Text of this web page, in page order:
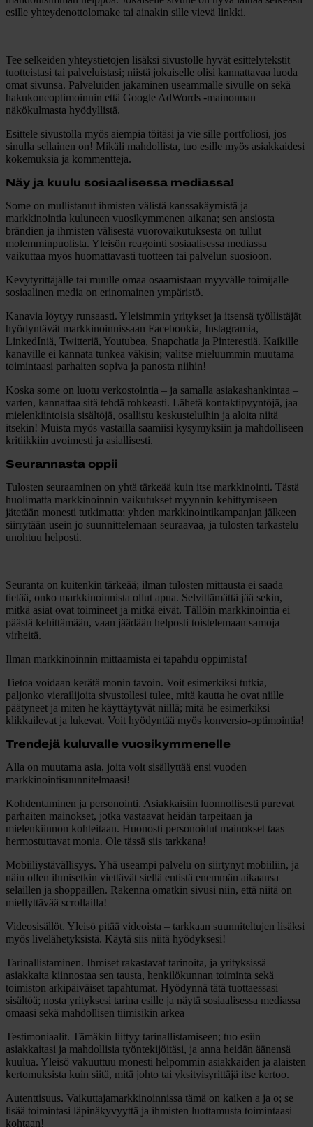
esille yhteydenottolomake tai ainakin sille vievä linkki.
Tee selkeiden yhteystietojen lisäksi sivustolle hyvät esittelytekstit
tuotteistasi tai palveluistasi; niistä jokaiselle olisi kannattavaa luoda
omat sivunsa. Palveluiden jakaminen useammalle sivulle on sekä
hakukoneoptimoinnin että Google AdWords -mainonnan
näkökulmasta hyödyllistä.
Esittele sivustolla myös aiempia töitäsi ja vie sille portfoliosi, jos
sinulla sellainen on! Mikäli mahdollista, tuo esille myös asiakkaidesi
kokemuksia ja kommentteja.
Näy ja kuulu sosiaalisessa mediassa!
Some on mullistanut ihmisten välistä kanssakäymistä ja
markkinointia kuluneen vuosikymmenen aikana; sen ansiosta
brändien ja ihmisten välisestä vuorovaikutuksesta on tullut
molemminpuolista. Yleisön reagointi sosiaalisessa mediassa
vaikuttaa myös huomattavasti tuotteen tai palvelun suosioon.
Kevytyrittäjälle tai muulle omaa osaamistaan myyvälle toimijalle
sosiaalinen media on erinomainen ympäristö.
Kanavia löytyy runsaasti. Yleisimmin yritykset ja itsensä työllistäjät
hyödyntävät markkinoinnissaan Facebookia, Instagramia,
LinkedIniä, Twitteriä, Youtubea, Snapchatia ja Pinterestiä. Kaikille
kanaville ei kannata tunkea väkisin; valitse mieluummin muutama
toimintaasi parhaiten sopiva ja panosta niihin!
Koska some on luotu verkostointia – ja samalla asiakashankintaa –
varten, kannattaa sitä tehdä rohkeasti. Lähetä kontaktipyyntöjä, jaa
mielenkiintoisia sisältöjä, osallistu keskusteluihin ja aloita niitä
itsekin! Muista myös vastailla saamiisi kysymyksiin ja mahdolliseen
kritiikkiin avoimesti ja asiallisesti.
Seurannasta oppii
Tulosten seuraaminen on yhtä tärkeää kuin itse markkinointi. Tästä
huolimatta markkinoinnin vaikutukset myynnin kehittymiseen
jätetään monesti tutkimatta; yhden markkinointikampanjan jälkeen
siirrytään usein jo suunnittelemaan seuraavaa, ja tulosten tarkastelu
unohtuu helposti.
Seuranta on kuitenkin tärkeää; ilman tulosten mittausta ei saada
tietää, onko markkinoinnista ollut apua. Selvittämättä jää sekin,
mitkä asiat ovat toimineet ja mitkä eivät. Tällöin markkinointia ei
päästä kehittämään, vaan jäädään helposti toistelemaan samoja
virheitä.
Ilman markkinoinnin mittaamista ei tapahdu oppimista!
Tietoa voidaan kerätä monin tavoin. Voit esimerkiksi tutkia,
paljonko vierailijoita sivustollesi tulee, mitä kautta he ovat niille
päätyneet ja miten he käyttäytyvät niillä; mitä he esimerkiksi
klikkailevat ja lukevat. Voit hyödyntää myös konversio-optimointia!
Trendejä kuluvalle vuosikymmenelle
Alla on muutama asia, joita voit sisällyttää ensi vuoden
markkinointisuunnitelmaasi!
Kohdentaminen ja personointi. Asiakkaisiin luonnollisesti purevat
parhaiten mainokset, jotka vastaavat heidän tarpeitaan ja
mielenkiinnon kohteitaan. Huonosti personoidut mainokset taas
hermostuttavat monia. Ole tässä siis tarkkana!
Mobiiliystävällisyys. Yhä useampi palvelu on siirtynyt mobiiliin, ja
näin ollen ihmisetkin viettävät siellä entistä enemmän aikaansa
selaillen ja shoppaillen. Rakenna omatkin sivusi niin, että niitä on
miellyttävää scrollailla!
Videosisällöt. Yleisö pitää videoista – tarkkaan suunniteltujen lisäksi
myös livelähetyksistä. Käytä siis niitä hyödyksesi!
Tarinallistaminen. Ihmiset rakastavat tarinoita, ja yrityksissä
asiakkaita kiinnostaa sen tausta, henkilökunnan toiminta sekä
toimiston arkipäiväiset tapahtumat. Hyödynnä tätä tuottaessasi
sisältöä; nosta yrityksesi tarina esille ja näytä sosiaalisessa mediassa
omaasi sekä mahdollisen tiimisikin arkea
Testimoniaalit. Tämäkin liittyy tarinallistamiseen; tuo esiin
asiakkaitasi ja mahdollisia työntekijöitäsi, ja anna heidän äänensä
kuulua. Yleisö vakuuttuu monesti helpommin asiakkaiden ja alaisten
kertomuksista kuin siitä, mitä johto tai yksityisyrittäjä itse kertoo.
Autenttisuus. Vaikuttajamarkkinoinnissa tämä on kaiken a ja o; se
lisää toimintasi läpinäkyvyyttä ja ihmisten luottamusta toimintaasi
kohtaan!